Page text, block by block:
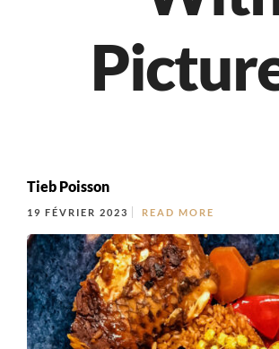
Tieb Poisson
19 FÉVRIER 2023 READ MORE